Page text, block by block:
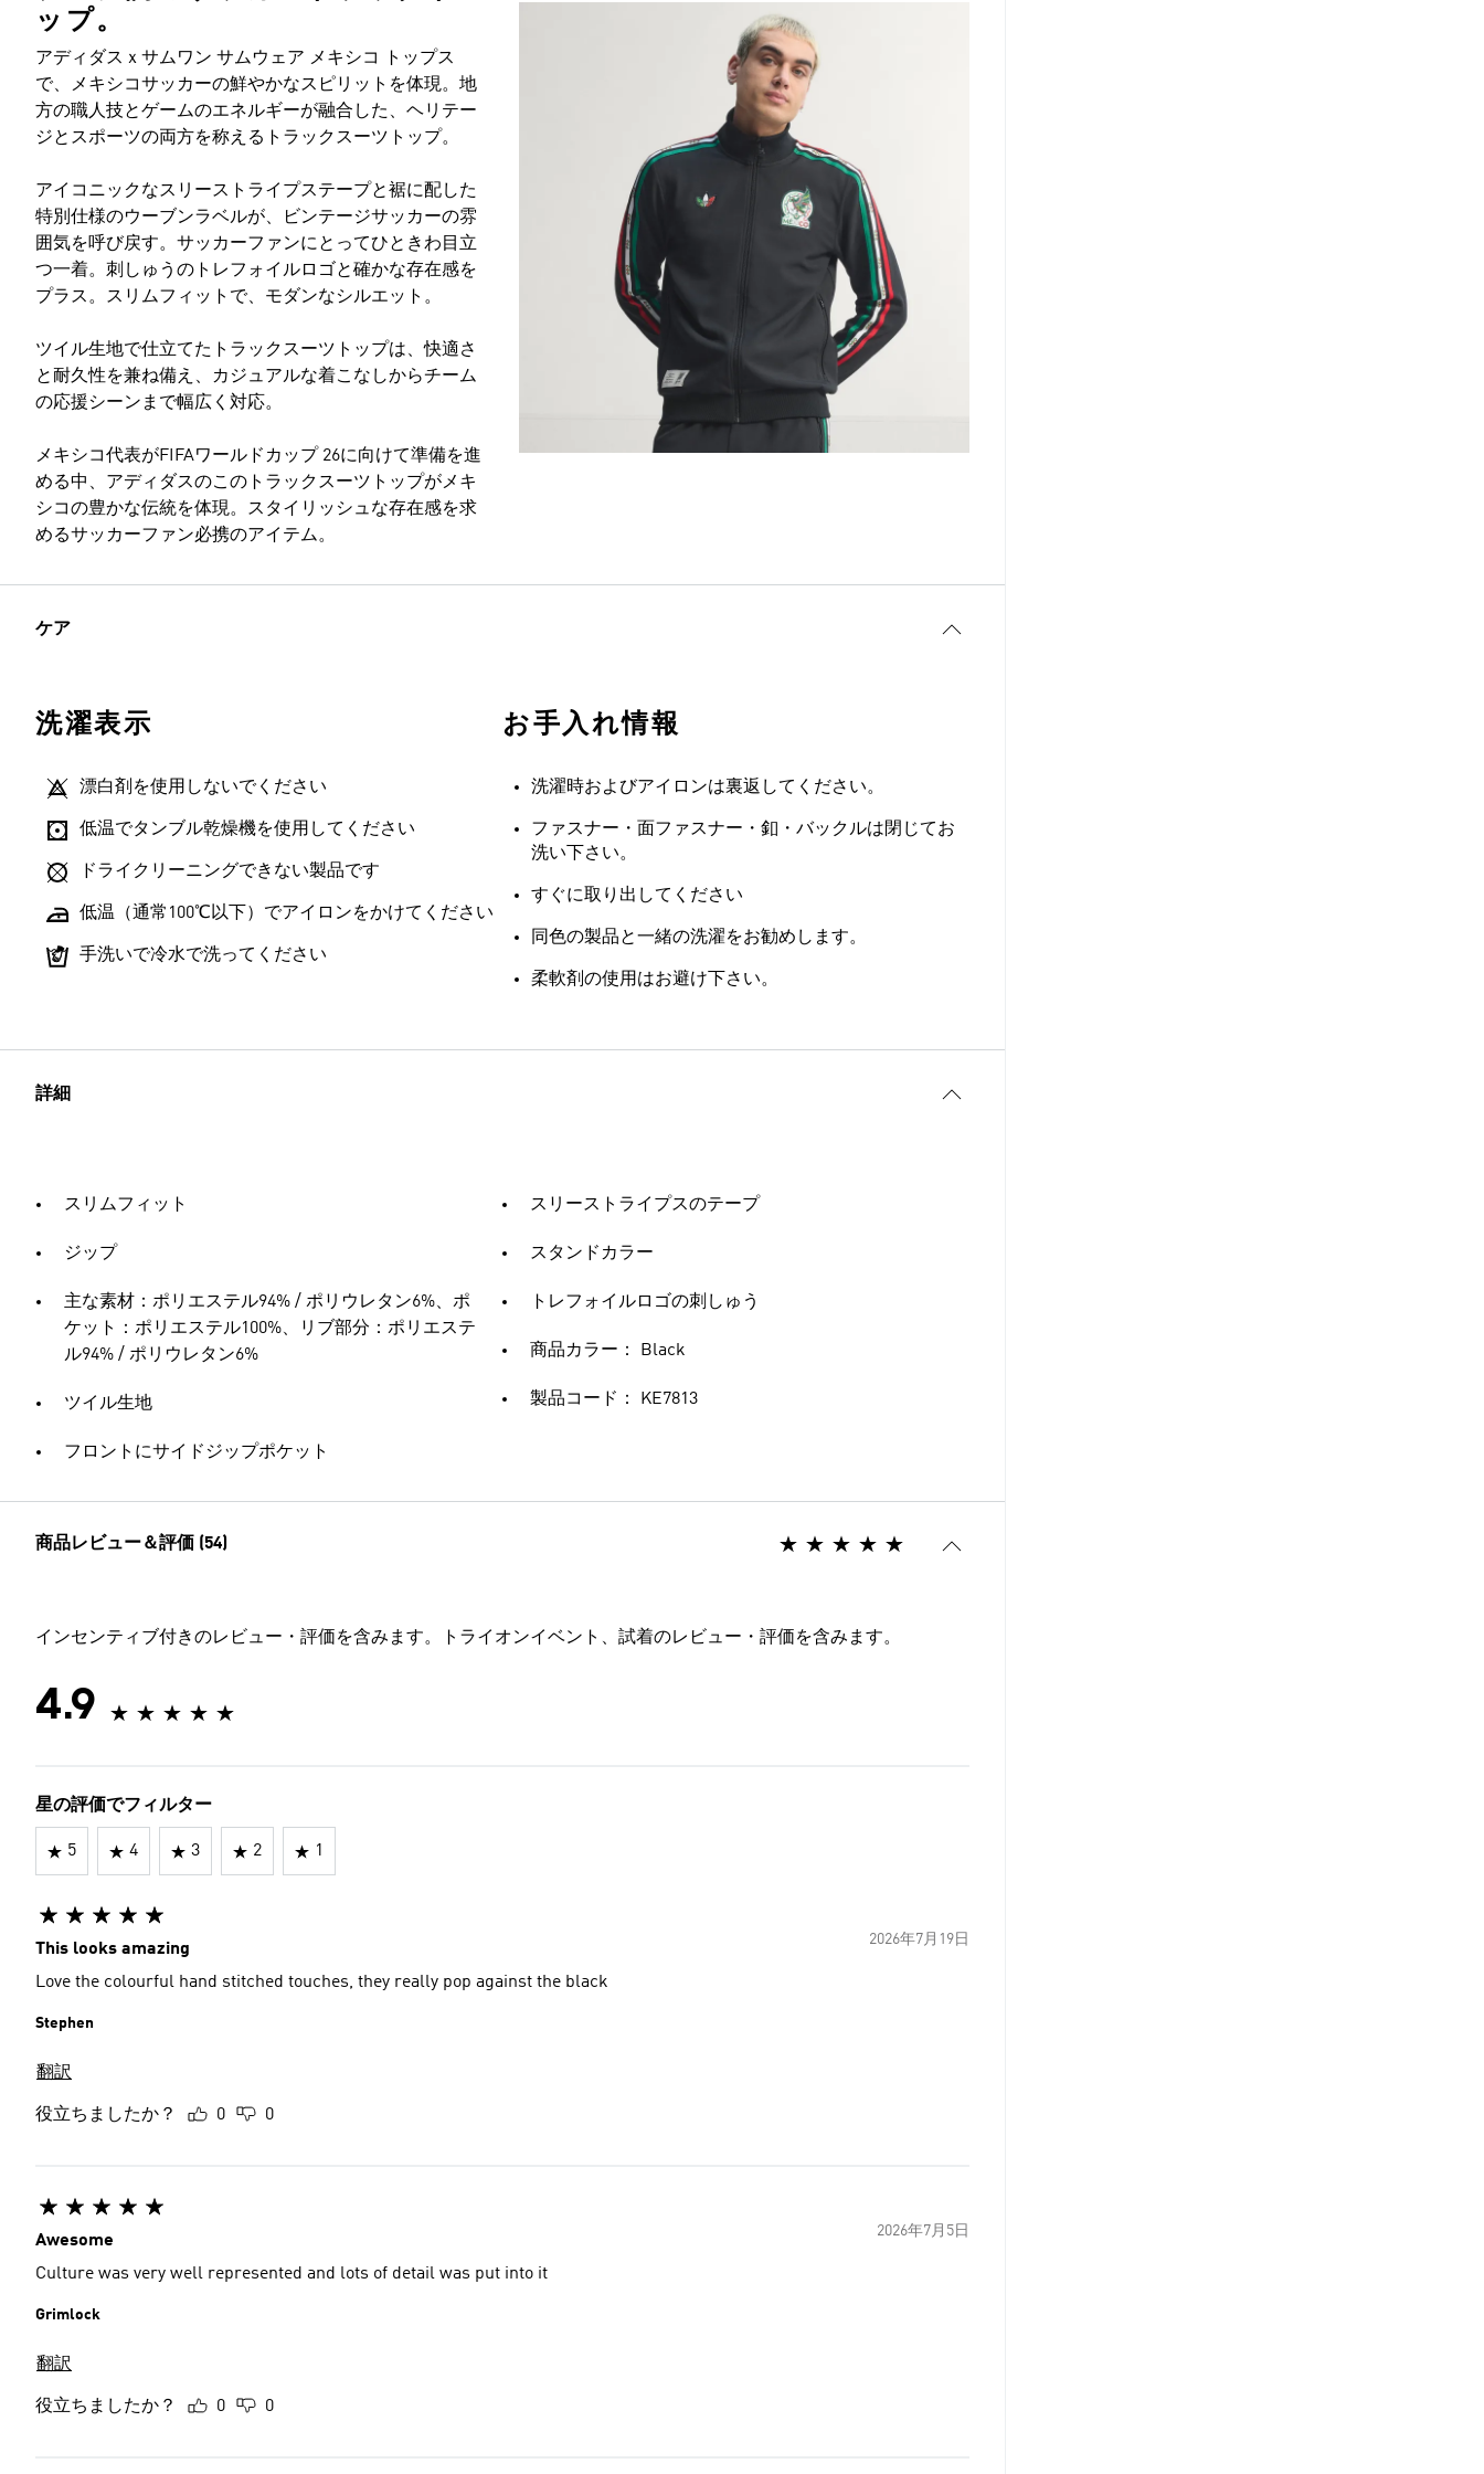
ップ。
アディダスｘサムワン サムウェア メキシコ トップス
で、メキシコサッカーの鮮やかなスピリットを体現。地
方の職人技とゲームのエネルギーが融合した、ヘリテー
ジとスポーツの両方を称えるトラックスーツトップ。
アイコニックなスリーストライプステープと裾に配した
特別仕様のウーブンラベルが、ビンテージサッカーの雰
囲気を呼び戻す。サッカーファンにとってひときわ目立
つ一着。刺しゅうのトレフォイルロゴと確かな存在感を
プラス。スリムフィットで、モダンなシルエット。
ツイル生地で仕立てたトラックスーツトップは、快適さ
と耐久性を兼ね備え、カジュアルな着こなしからチーム
の応援シーンまで幅広く対応。
メキシコ代表がFIFAワールドカップ 26に向けて準備を進
める中、アディダスのこのトラックスーツトップがメキ
シコの豊かな伝統を体現。スタイリッシュな存在感を求
めるサッカーファン必携のアイテム。
ケア
洗濯表示
漂白剤を使用しないでください
低温でタンブル乾燥機を使用してください
ドライクリーニングできない製品です
低温（通常100℃以下）でアイロンをかけてください
手洗いで冷水で洗ってください
お手入れ情報
洗濯時およびアイロンは裏返してください。
ファスナー・面ファスナー・釦・バックルは閉じてお
洗い下さい。
すぐに取り出してください
同色の製品と一緒の洗濯をお勧めします。
柔軟剤の使用はお避け下さい。
詳細
スリムフィット
ジップ
主な素材：ポリエステル94% / ポリウレタン6%、ポ
ケット：ポリエステル100%、リブ部分：ポリエステ
ル94% / ポリウレタン6%
ツイル生地
フロントにサイドジップポケット
スリーストライプスのテープ
スタンドカラー
トレフォイルロゴの刺しゅう
商品カラー： Black
製品コード： KE7813
商品レビュー＆評価 (54)
インセンティブ付きのレビュー・評価を含みます。トライオンイベント、試着のレビュー・評価を含みます。
4.9
星の評価でフィルター
5 4 3 2 1
2026年7月19日
This looks amazing
Love the colourful hand stitched touches, they really pop against the black
Stephen
翻訳
役立ちましたか？ 0 0
2026年7月5日
Awesome
Culture was very well represented and lots of detail was put into it
Grimlock
翻訳
役立ちましたか？ 0 0